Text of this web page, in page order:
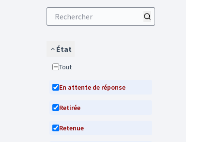
État
Tout
En attente de réponse
Retirée
Retenue